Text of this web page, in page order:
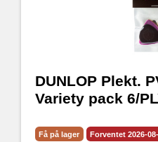
DUNLOP Plekt.
Variety pack 6/
Få på lager Forventet 2026-